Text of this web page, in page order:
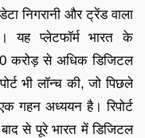
निगरानी और ट्रेंड वाला
यह प्लेटफॉर्म भारत के
करोड़ से अधिक डिजिटल
भी लॉन्च की, जो पिछले
गहन अध्ययन है। रिपोर्ट
से पूरे भारत में डिजिटल